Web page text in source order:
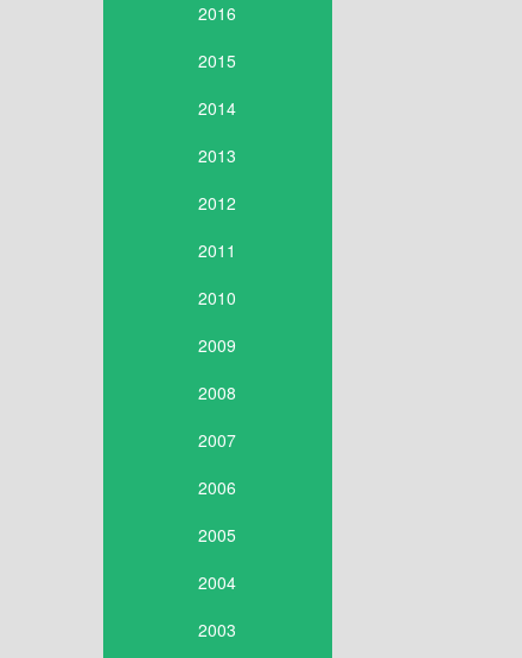
2016
2015
2014
2013
2012
2011
2010
2009
2008
2007
2006
2005
2004
2003